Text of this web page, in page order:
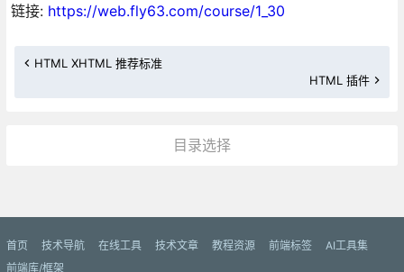
链接: https://web.fly63.com/course/1_30
HTML XHTML 推荐标准
HTML 插件
目录选择
首页 技术导航 在线工具 技术文章 教程资源 前端标签
AI工具集
前端库/框架